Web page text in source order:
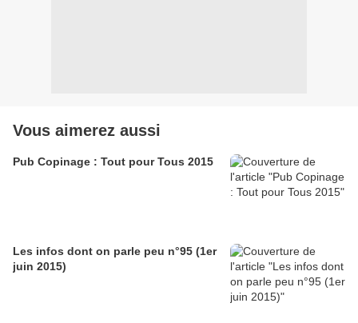
Vous aimerez aussi
Pub Copinage : Tout pour Tous 2015
Les infos dont on parle peu n°95 (1er
juin 2015)